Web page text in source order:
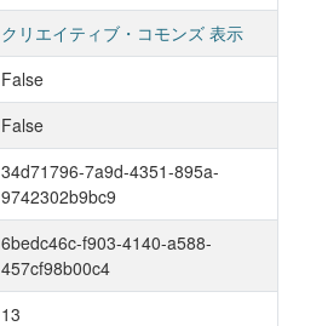
クリエイティブ・コモンズ 表示
False
False
34d71796-7a9d-4351-895a-
9742302b9bc9
6bedc46c-f903-4140-a588-
457cf98b00c4
13